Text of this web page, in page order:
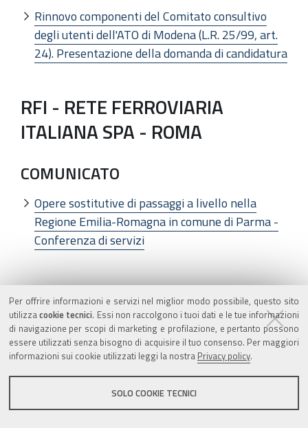
Per offrire informazioni e servizi nel miglior modo possibile, questo sito
utilizzacookie tecnici. Essi non raccolgono i tuoi dati e le tue informazioni
di navigazione per scopi di marketing e profilazione, e pertanto possono
essere utilizzati senza bisogno di acquisire il tuo consenso. Per maggiori
informazioni sui cookie utilizzati leggi la nostra Privacy policy.
SOLO COOKIE TECNICI
Rinnovo componenti del Comitato consultivo
degli utenti dell'ATO di Modena (L.R. 25/99, art.
24). Presentazione della domanda di candidatura
RFI - RETE FERROVIARIA
ITALIANA SPA - ROMA
COMUNICATO
Opere sostitutive di passaggi a livello nella
Regione Emilia-Romagna in comune di Parma -
Conferenza di servizi
COMUNICATO
Opere sostitutive di passaggi a livello nella
regione Emilia-Romagna in comune di Collecchio
- Conferenza di servizi
ARPA - AGENZIA REGIONALE